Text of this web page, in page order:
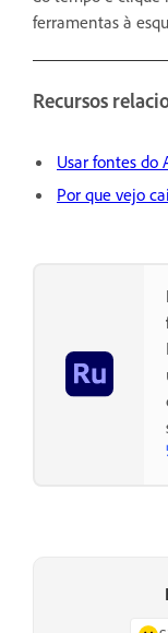
ferramentas à
Recursos
Usar fontes do
Por que vejo